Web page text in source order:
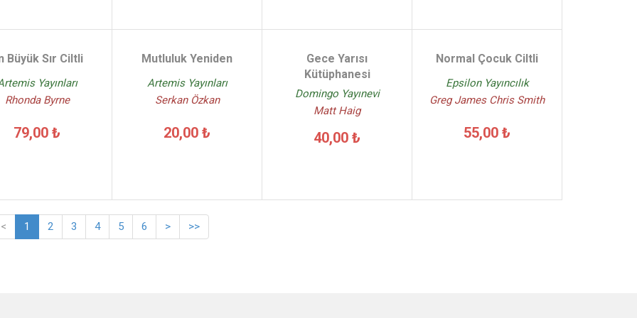
Büyük Sır Ciltli
Yayınları
Rhonda Byrne
79,00 ₺
Mutluluk Yeniden
Artemis Yayınları
Serkan Özkan
20,00 ₺
Gece Yarısı
Kütüphanesi
Domingo Yayınevi
Matt Haig
40,00 ₺
Normal Çocuk Ciltli
Epsilon Yayıncılık
Greg James Chris Smith
55,00 ₺
< 1 2 3 4 5 6 > >>